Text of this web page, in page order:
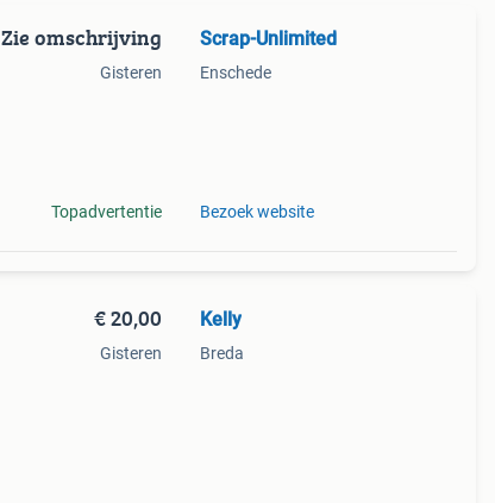
Zie omschrijving
Gisteren
Topadvertentie
Scrap-Unlimited
Enschede
Bezoek website
€ 20,00
Gisteren
Kelly
Breda